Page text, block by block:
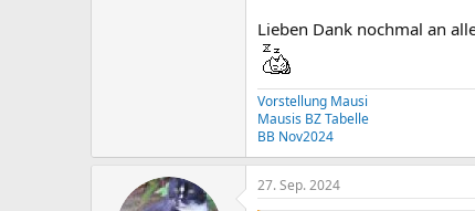
Lieben Dank nochmal an
Vorstellung Mausi
Mausis BZ Tabelle
BB Nov2024
27. Sep. 2024